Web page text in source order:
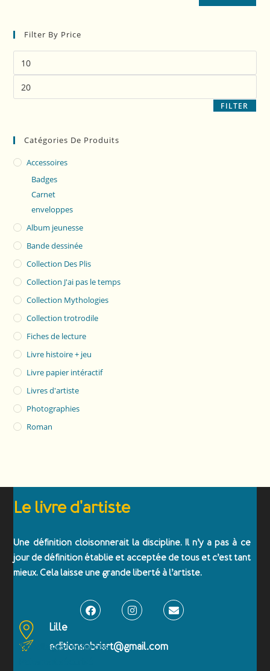
Filter By Price
FILTER
Catégories De Produits
Accessoires
Badges
Carnet
enveloppes
Album jeunesse
Bande dessinée
Collection Des Plis
Collection J'ai pas le temps
Collection Mythologies
Collection trotrodile
Fiches de lecture
Livre histoire + jeu
Livre papier intéractif
Livres d'artiste
Photographies
Roman
Le livre d'artiste
Une définition cloisonnerait la discipline. Il n’y a pas à ce
jour de définition établie et acceptée de tous et c’est tant
mieux. Cela laisse une grande liberté à l’artiste.
Lille
editionsobriart@gmail.com
Emballages renforcés